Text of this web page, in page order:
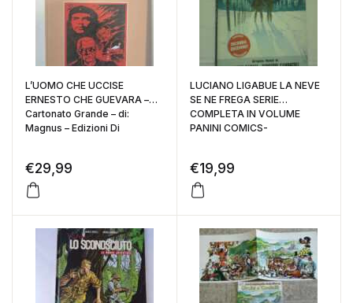
L’UOMO CHE UCCISE
ERNESTO CHE GUEVARA –
Cartonato Grande – di:
Magnus – Edizioni Di
€29,99
LUCIANO LIGABUE LA NEVE
SE NE FREGA SERIE
COMPLETA IN VOLUME
PANINI COMICS-
€19,99